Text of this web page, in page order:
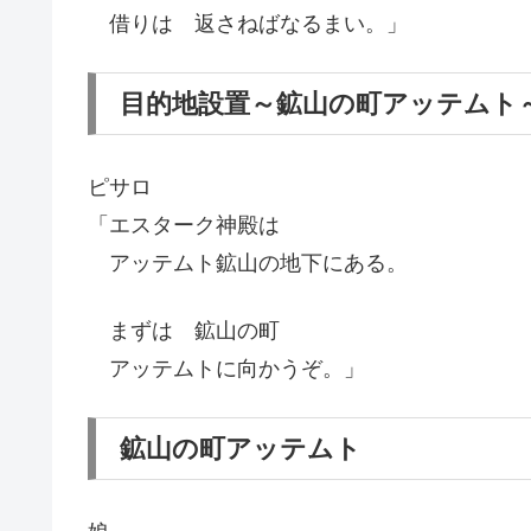
借りは 返さねばなるまい。」
目的地設置～鉱山の町アッテムト
ピサロ
「エスターク神殿は
アッテムト鉱山の地下にある。
まずは 鉱山の町
アッテムトに向かうぞ。」
鉱山の町アッテムト